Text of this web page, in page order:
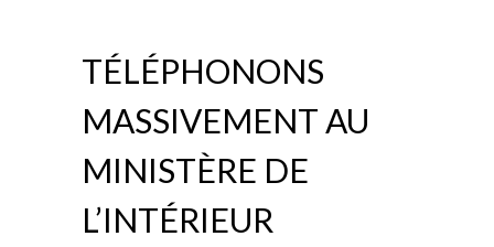
TÉLÉPHONONS
MASSIVEMENT AU
MINISTÈRE DE
L’INTÉRIEUR